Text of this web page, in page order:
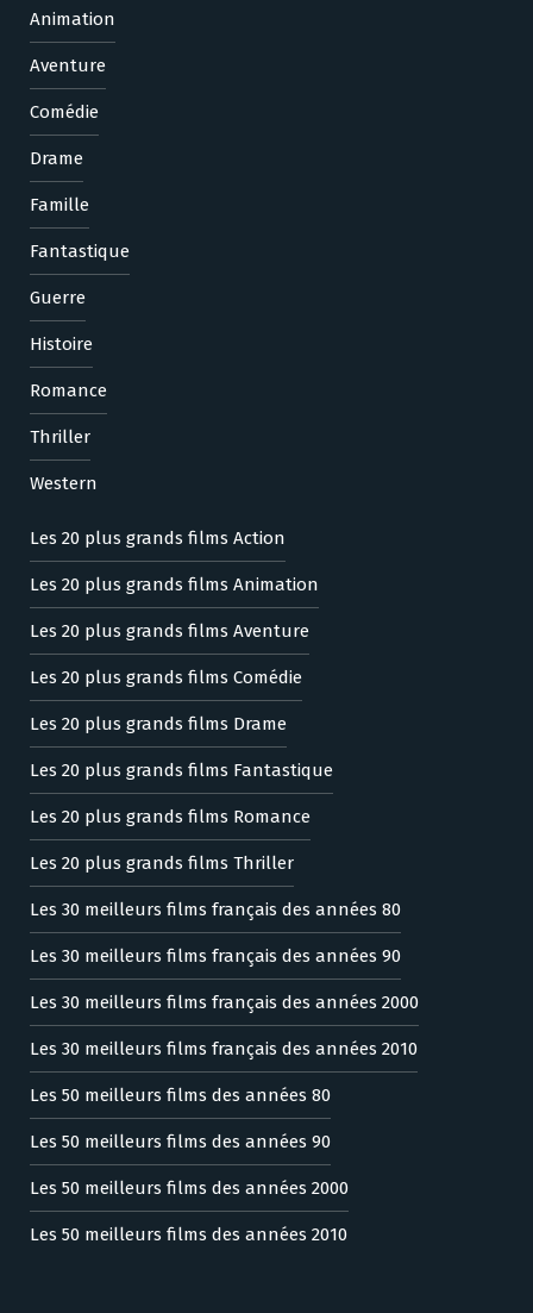
Animation
Aventure
Comédie
Drame
Famille
Fantastique
Guerre
Histoire
Romance
Thriller
Western
Les 20 plus grands films Action
Les 20 plus grands films Animation
Les 20 plus grands films Aventure
Les 20 plus grands films Comédie
Les 20 plus grands films Drame
Les 20 plus grands films Fantastique
Les 20 plus grands films Romance
Les 20 plus grands films Thriller
Les 30 meilleurs films français des années 80
Les 30 meilleurs films français des années 90
Les 30 meilleurs films français des années 2000
Les 30 meilleurs films français des années 2010
Les 50 meilleurs films des années 80
Les 50 meilleurs films des années 90
Les 50 meilleurs films des années 2000
Les 50 meilleurs films des années 2010